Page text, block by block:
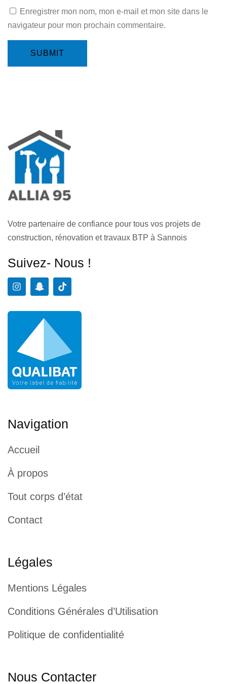
Enregistrer mon nom, mon e-mail et mon site dans le
navigateur pour mon prochain commentaire.
SUBMIT
Votre partenaire de confiance pour tous vos projets de
construction, rénovation et travaux BTP à Sannois
Suivez- Nous !
Navigation
Accueil
À propos
Tout corps d’état
Contact
Légales
Mentions Légales
Conditions Générales d’Utilisation
Politique de confidentialité
Nous Contacter